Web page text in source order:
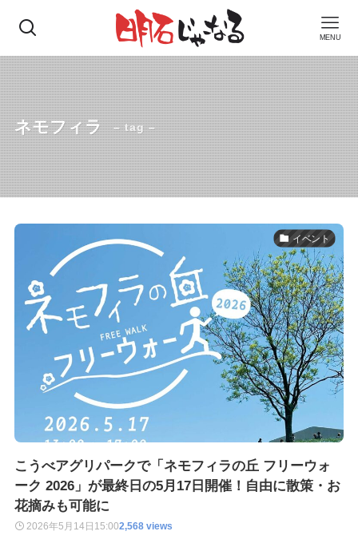
MENU
ネモフィラ – tag –
イベント
こうべアグリパークで「ネモフィラの丘 フリーウォ
ーク 2026」が最終日の5月17日開催！自由に散策・お
花摘みも可能に
2026年5月14日 15:002,568 views